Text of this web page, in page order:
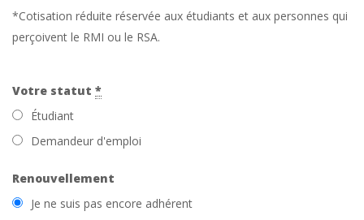
*Cotisation réduite réservée aux étudiants et aux personnes qui
perçoivent le RMI ou le RSA.
Votre statut *
Étudiant
Demandeur d'emploi
Renouvellement
Je ne suis pas encore adhérent